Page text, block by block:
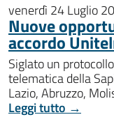
venerdì 24 Luglio
Nuove
accordo
Siglato un
telematica della
Lazio, Abruzzo,
Leggi tutto →